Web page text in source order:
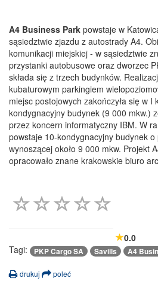
A4 Business Park powstaje w
sąsiedztwie zjazdu z autostrady A4.
komunikacji miejskiej - w sąsiedztwie
przystanki autobusowe oraz dworzec
składa się z trzech budynków.
kubaturowym parkingiem
miejsc postojowych zakończyła się w I
kondygnacyjny budynek (9 000 mkw.)
przez koncern informatyczny IBM. W
powstaje 10-kondygnacyjny budynek
wynoszącej około 9 000 mkw. Projekt
opracowało znane krakowskie biuro
0.0
Tagi:
PKP Cargo SA Savills A4
drukuj poleć